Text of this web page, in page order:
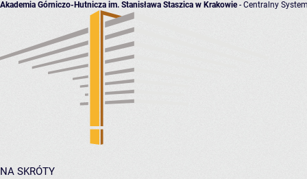
Akademia Górniczo-Hutnicza im. Stanisława Staszica w Krakowie- Centralny
NA SKRÓTY